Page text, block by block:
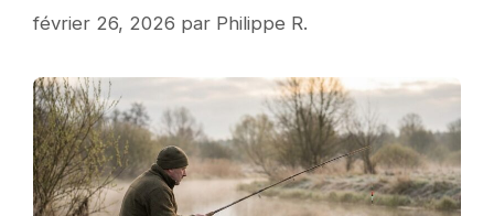
février 26, 2026 par Philippe R.